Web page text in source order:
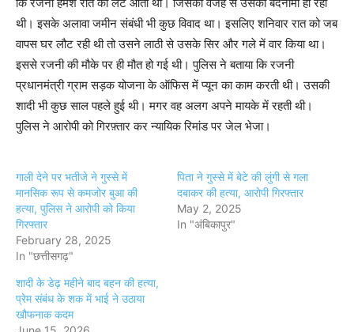
थी। इसके अलावा जमीन संबंधी भी कुछ विवाद था। इसलिए शनिवार रात को जब
वापस घर लौट रही थी तो उसने लाठी से उसके सिर और गले में वार किया था।
इससे रजनी की मौके पर ही मौत हो गई थी। पुलिस ने बताया कि रजनी
प्रधानमंत्री ग्राम सड़क योजना के ऑफिस में प्यून का काम करती थी। उसकी
शादी भी कुछ साल पहले हुई थी। मगर वह अलग अपने मायके में रहती थी।
पुलिस ने आरोपी को गिरफ़्तार कर न्यायिक रिमांड पर जेल भेजा।
गाली देने पर भतीजे ने गुस्से में
मानसिक रूप से कमजोर बुआ की
हत्या, पुलिस ने आरोपी को किया
गिरफ्तार
February 28, 2025
In "छत्तीसगढ़"
पिता ने गुस्से में बेटे की लुंगी से गला
दबाकर की हत्या, आरोपी गिरफ्तार
May 2, 2025
In "अंबिकापुर"
शादी के डेढ़ महीने बाद बहन की हत्या,
प्रेम संबंध के शक में भाई ने उठाया
खौफनाक कदम